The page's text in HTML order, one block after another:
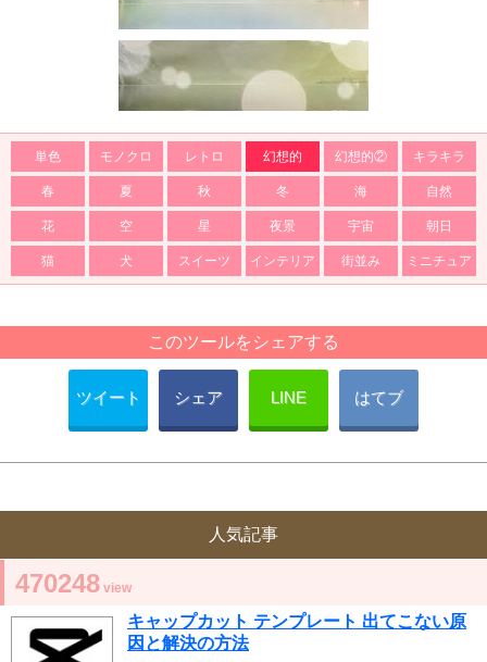
単色 モノクロ レトロ 幻想的 幻想的② キラキラ
春 夏 秋 冬 海 自然
花 空 星 夜景 宇宙 朝日
猫 犬 スイーツ インテリア 街並み ミニチュア
このツールをシェアする
ツイート シェア LINE はてブ
人気記事
470248 view
キャップカット テンプレート 出てこない原
因と解決の方法